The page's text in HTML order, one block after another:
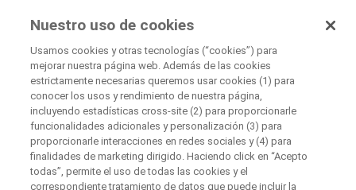
UnaOpciónParaTi
by Roche
About Clinical Trials
¿Qué es un estudio clínico?
Cerrar
Cerrar
Cerrar
Directly contact the sponsor for questions
Cerrar
Nuestro uso de cookies
Usamos cookies y otras tecnologías (“cookies”) para
mejorar nuestra página web. Además de las cookies
estrictamente necesarias queremos usar cookies (1) para
conocer los usos y rendimiento de nuestra página,
incluyendo estadísticas cross-site (2) para proporcionarle
funcionalidades adicionales y personalización (3) para
proporcionarle interacciones en redes sociales y (4) para
finalidades de marketing dirigido. Haciendo click en “Acepto
todas”, permite el uso de todas las cookies y el
correspondiente tratamiento de datos que puede incluir la